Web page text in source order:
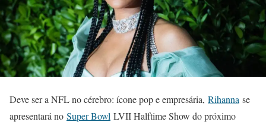
Deve ser a NFL no cérebro: ícone pop e empresária, Rihanna se
apresentará no Super Bowl LVII Halftime Show do próximo